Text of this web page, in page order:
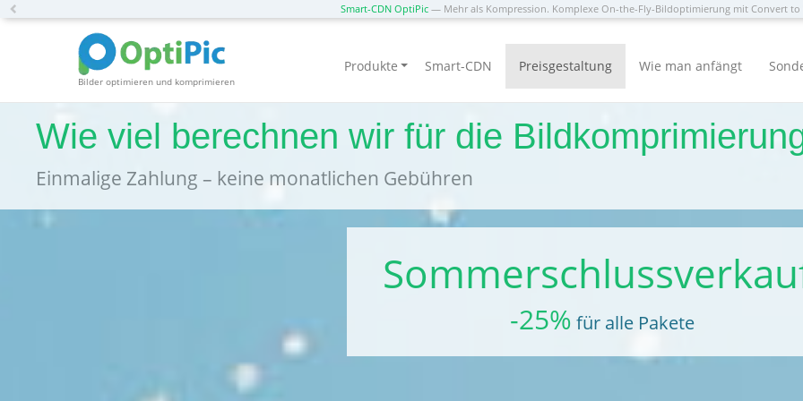
Smart-CDN OptiPic — Mehr als Kompression. Komplexe On-the-Fly-Bildoptimierung mit Convert to
Bilder optimieren und komprimieren
Produkte Smart-CDN Preisgestaltung Wie man anfängt
Wie viel berechnen wir für die
Einmalige Zahlung – keine monatlichen Gebühren
-25% für alle Pakete